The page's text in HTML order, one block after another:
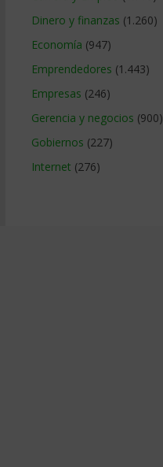
Dinero y finanzas (1.260)
Economía (947)
Emprendedores (1.443)
Empresas (246)
Gerencia y negocios (900)
Gobiernos (227)
Internet (276)